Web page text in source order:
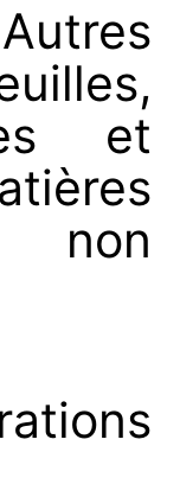
et
non